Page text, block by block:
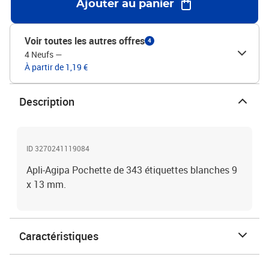
Ajouter au panier
Voir toutes les autres offres 4
4 Neufs —
À partir de 1,19 €
Description
ID 3270241119084
Apli-Agipa Pochette de 343 étiquettes blanches 9
x 13 mm.
Caractéristiques